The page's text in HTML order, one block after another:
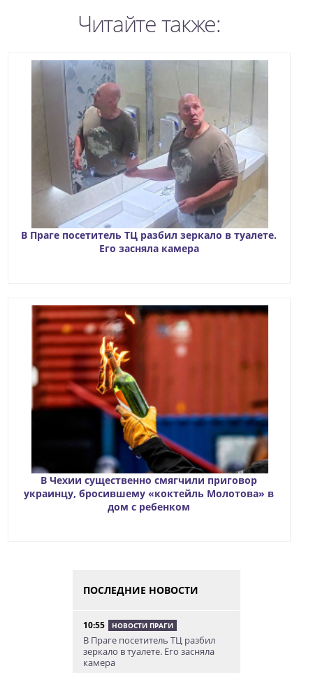
Читайте также:
В Праге посетитель ТЦ разбил зеркало в туалете.
Его засняла камера
В Чехии существенно смягчили приговор
украинцу, бросившему «коктейль Молотова» в
дом с ребенком
ПОСЛЕДНИЕ НОВОСТИ
10:55 НОВОСТИ ПРАГИ
В Праге посетитель ТЦ разбил
зеркало в туалете. Его засняла
камера